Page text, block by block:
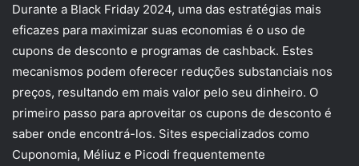
Durante a Black Friday 2024, uma das estratégias mais
eficazes para maximizar suas economias é o uso de
cupons de desconto e programas de cashback. Estes
mecanismos podem oferecer reduções substanciais nos
preços, resultando em mais valor pelo seu dinheiro. O
primeiro passo para aproveitar os cupons de desconto é
saber onde encontrá-los. Sites especializados como
Cuponomia, Méliuz e Picodi frequentemente